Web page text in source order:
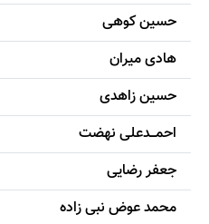
حسين کوهی
هادی ميران
حسين زاهدی
احمـــدعلی نهضت
جعفر رضایی
محمد عوض نبی زاده